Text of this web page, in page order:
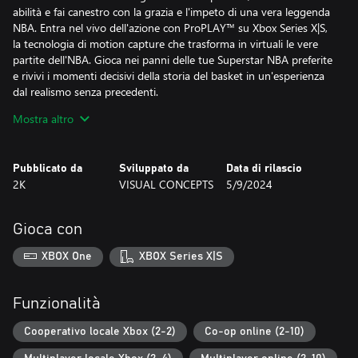
abilità e fai canestro con la grazia e l'impeto di una vera leggenda
NBA. Entra nel vivo dell'azione con ProPLAY™ su Xbox Series X|S,
la tecnologia di motion capture che trasforma in virtuali le vere
partite dell'NBA. Gioca nei panni delle tue Superstar NBA preferite
e rivivi i momenti decisivi della storia del basket in un'esperienza
dal realismo senza precedenti.
COMPETI IN LA MIA CARRIERA
CARRIERA battendo i loro record e creando la dinastia più
straordinaria nella storia della pallacanestro. La Città su Xbox
strada. Oppure fatti un giro nel Quartiere su Xbox One e
completa missioni, ottieni ricompense e fai mordere la polvere ai
tuoi avversari in modalità di gioco classiche e nuove.
IL TUO MyTEAM, LA TUA NBA
Quando il gioco si fa duro... stai giocando a MyTEAM. Affronta le
formazioni rivali con il tuo roster MyTEAM migliore, sfida gli altri
Mostra altro
Pubblicato da
2K
Sviluppato da
VISUAL CONCEPTS
Data di rilascio
5/9/2024
Gioca con
XBOX One XBOX Series X|S
Funzionalità
Cooperativo locale Xbox (2-2) Co-op online (2-10)